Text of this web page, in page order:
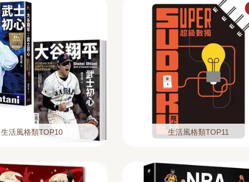
生活風格類TOP10 生活風格類TOP11